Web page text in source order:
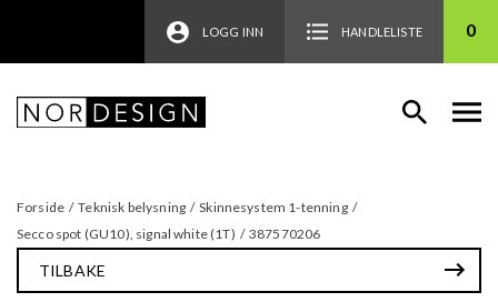
LOGG INN HANDLELISTE 0
Forside / Teknisk belysning / Skinnesystem 1-tenning /
Secco spot (GU10), signal white (1T) / 387570206
TILBAKE